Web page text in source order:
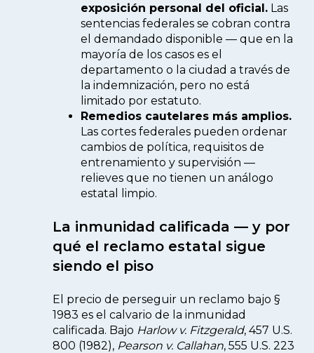
exposición personal del oficial. Las
sentencias federales se cobran contra
el demandado disponible — que en la
mayoría de los casos es el
departamento o la ciudad a través de
la indemnización, pero no está
limitado por estatuto.
Remedios cautelares más amplios.
Las cortes federales pueden ordenar
cambios de política, requisitos de
entrenamiento y supervisión —
relieves que no tienen un análogo
estatal limpio.
La inmunidad calificada — y por
qué el reclamo estatal sigue
siendo el piso
El precio de perseguir un reclamo bajo §
1983 es el calvario de la inmunidad
calificada. Bajo Harlow v. Fitzgerald, 457 U.S.
800 (1982), Pearson v. Callahan, 555 U.S. 223